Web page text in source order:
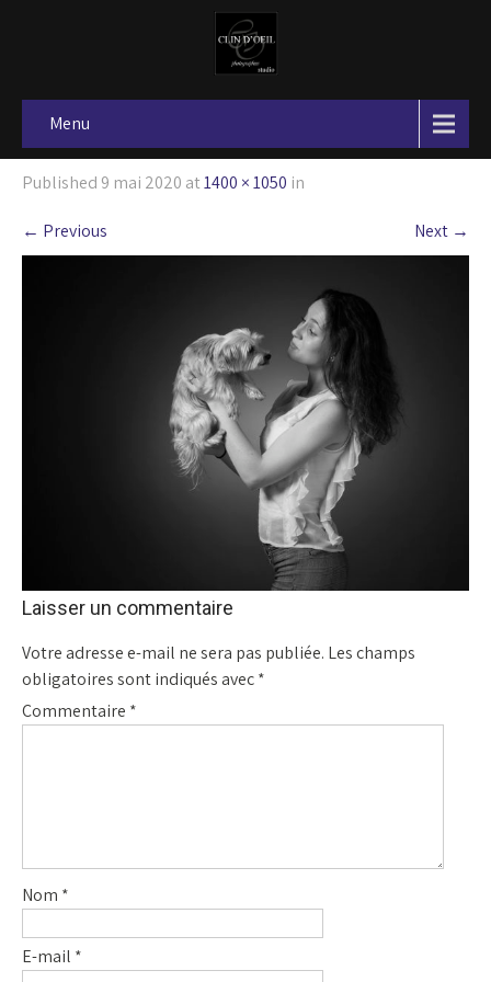
Menu
Published 9 mai 2020 at1400 × 1050 in
← Previous Next →
Laisser un commentaire
Votre adresse e-mail ne sera pas publiée. Les champs
obligatoires sont indiqués avec*
Commentaire *
Nom *
E-mail *